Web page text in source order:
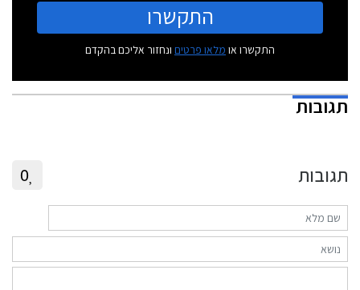
התקשרו
התקשרו או מלאו פרטים ונחזור אליכם בהקדם
תגובות
תגובות 0